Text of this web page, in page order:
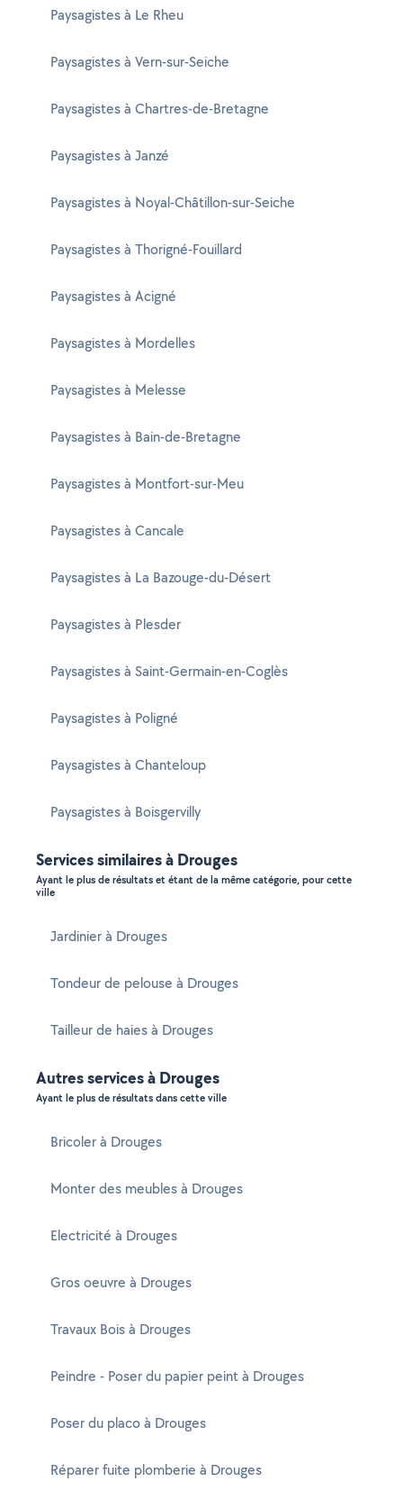
Paysagistes à Le Rheu
Paysagistes à Vern-sur-Seiche
Paysagistes à Chartres-de-Bretagne
Paysagistes à Janzé
Paysagistes à Noyal-Châtillon-sur-Seiche
Paysagistes à Thorigné-Fouillard
Paysagistes à Acigné
Paysagistes à Mordelles
Paysagistes à Melesse
Paysagistes à Bain-de-Bretagne
Paysagistes à Montfort-sur-Meu
Paysagistes à Cancale
Paysagistes à La Bazouge-du-Désert
Paysagistes à Plesder
Paysagistes à Saint-Germain-en-Coglès
Paysagistes à Poligné
Paysagistes à Chanteloup
Paysagistes à Boisgervilly
Services similaires à Drouges
Ayant le plus de résultats et étant de la même catégorie, pour cette
ville
Jardinier à Drouges
Tondeur de pelouse à Drouges
Tailleur de haies à Drouges
Autres services à Drouges
Ayant le plus de résultats dans cette ville
Bricoler à Drouges
Monter des meubles à Drouges
Electricité à Drouges
Gros oeuvre à Drouges
Travaux Bois à Drouges
Peindre - Poser du papier peint à Drouges
Poser du placo à Drouges
Réparer fuite plomberie à Drouges